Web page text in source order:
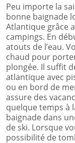
Peu importe la
bonne baignade
Atlantique grâce
campings. En
atouts de l’eau.
chaud pour
plongée. Il suffit
atlantique avec
ou en bord de
assure des
quelque temps à
baignade dans
de ski. Lorsque
possibilité de